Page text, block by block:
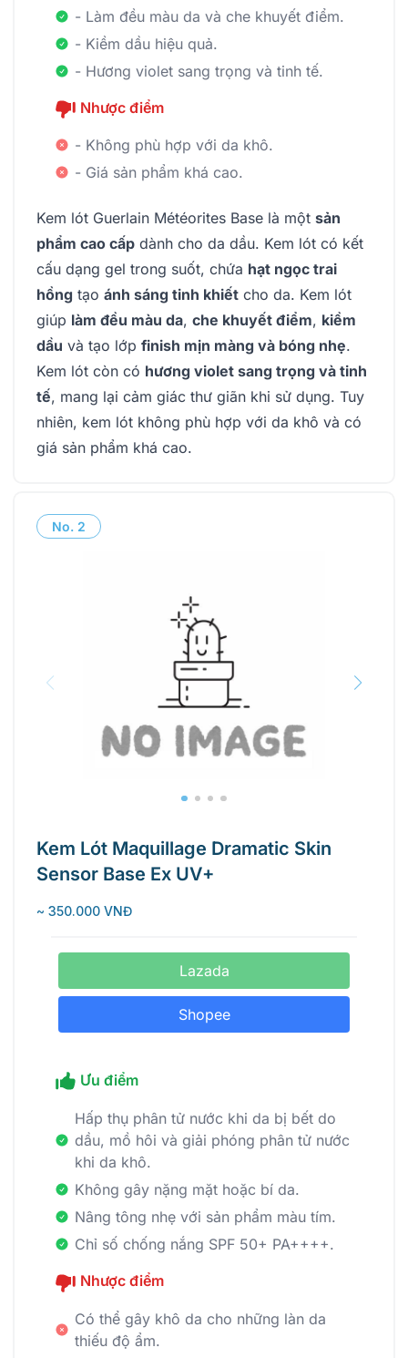
- Làm đều màu da và che khuyết điểm.
- Kiềm dầu hiệu quả.
- Hương violet sang trọng và tinh tế.
Nhược điểm
- Không phù hợp với da khô.
- Giá sản phẩm khá cao.
Kem lót Guerlain Météorites Base là một sản
phẩm cao cấp dành cho da dầu. Kem lót có kết
cấu dạng gel trong suốt, chứa hạt ngọc trai
hồng tạo ánh sáng tinh khiết cho da. Kem lót
giúp làm đều màu da, che khuyết điểm, kiềm
dầu và tạo lớp finish mịn màng và bóng nhẹ.
Kem lót còn có hương violet sang trọng và tinh
tế, mang lại cảm giác thư giãn khi sử dụng. Tuy
nhiên, kem lót không phù hợp với da khô và có
giá sản phẩm khá cao.
No. 2
Kem Lót Maquillage Dramatic Skin
Sensor Base Ex UV+
~ 350.000 VNĐ
Lazada
Shopee
Ưu điểm
Hấp thụ phân tử nước khi da bị bết do
dầu, mồ hôi và giải phóng phân tử nước
khi da khô.
Không gây nặng mặt hoặc bí da.
Nâng tông nhẹ với sản phẩm màu tím.
Chỉ số chống nắng SPF 50+ PA++++.
Nhược điểm
Có thể gây khô da cho những làn da
thiếu độ ẩm.